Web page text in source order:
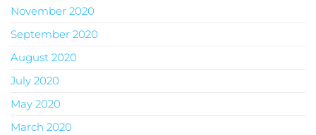
November 2020
September 2020
August 2020
July 2020
May 2020
March 2020